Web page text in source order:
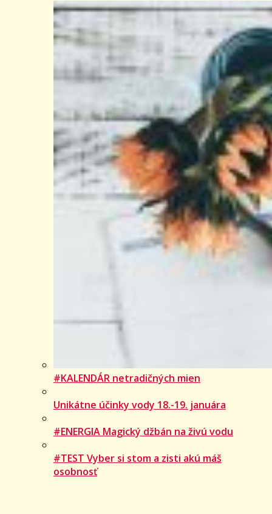
#KALENDÁR netradičných mien
Unikátne účinky vody 18.-19. januára
#ENERGIA Magický džbán na živú vodu
#TEST Vyber si stom a zisti akú máš
osobnosť